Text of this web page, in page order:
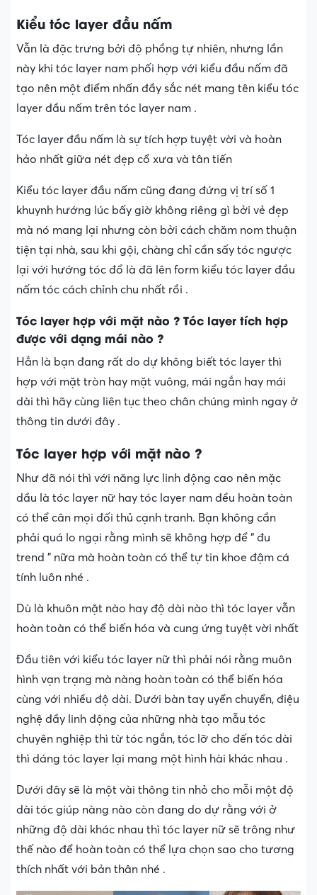
Kiểu tóc layer đầu nấm
Vẫn là đặc trưng bởi độ phồng tự nhiên, nhưng lần
này khi tóc layer nam phối hợp với kiểu đầu nấm đã
tạo nên một điểm nhấn đầy sắc nét mang tên kiểu tóc
layer đầu nấm trên tóc layer nam .
Tóc layer đầu nấm là sự tích hợp tuyệt vời và hoàn
hảo nhất giữa nét đẹp cổ xưa và tân tiến
Kiểu tóc layer đầu nấm cũng đang đứng vị trí số 1
khuynh hướng lúc bấy giờ không riêng gì bởi vẻ đẹp
mà nó mang lại nhưng còn bởi cách chăm nom thuận
tiện tại nhà, sau khi gội, chàng chỉ cần sấy tóc ngược
lại với hướng tóc đổ là đã lên form kiểu tóc layer đầu
nấm tóc cách chỉnh chu nhất rồi .
Tóc layer hợp với mặt nào ? Tóc layer tích hợp
được với dạng mái nào ?
Hẳn là bạn đang rất do dự không biết tóc layer thì
hợp với mặt tròn hay mặt vuông, mái ngắn hay mái
dài thì hãy cùng liên tục theo chân chúng mình ngay ở
thông tin dưới đây .
Tóc layer hợp với mặt nào ?
Như đã nói thì với năng lực linh động cao nên mặc
dầu là tóc layer nữ hay tóc layer nam đều hoàn toàn
có thể cân mọi đối thủ cạnh tranh. Bạn không cần
phải quá lo ngại rằng mình sẽ không hợp để “ đu
trend ” nữa mà hoàn toàn có thể tự tin khoe đậm cá
tính luôn nhé .
Dù là khuôn mặt nào hay độ dài nào thì tóc layer vẫn
hoàn toàn có thể biến hóa và cung ứng tuyệt vời nhất
Đầu tiên với kiểu tóc layer nữ thì phải nói rằng muôn
hình vạn trạng mà nàng hoàn toàn có thể biến hóa
cùng với nhiều độ dài. Dưới bàn tay uyển chuyển, điệu
nghệ đầy linh động của những nhà tạo mẫu tóc
chuyên nghiệp thì từ tóc ngắn, tóc lỡ cho đến tóc dài
thì dáng tóc layer lại mang một hình hài khác nhau .
Dưới đây sẽ là một vài thông tin nhỏ cho mỗi một độ
dài tóc giúp nàng nào còn đang do dự rằng với ở
những độ dài khác nhau thì tóc layer nữ sẽ trông như
thế nào để hoàn toàn có thể lựa chọn sao cho tương
thích nhất với bản thân nhé .